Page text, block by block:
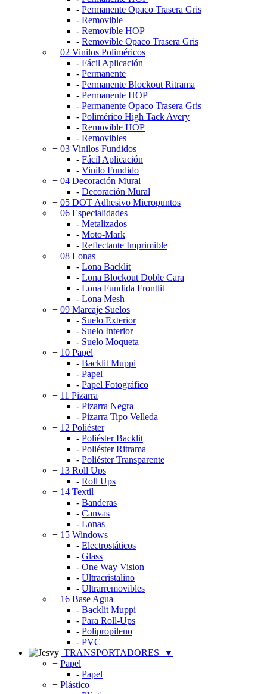
- Permanente Opaco Trasera Gris
- Removible
- Removible HOP
- Removible Opaco Trasera Gris
+ 02 Vinilos Poliméricos
- Fácil Aplicación
- Permanente
- Permanente Blockout Ritrama
- Permanente HOP
- Permanente Opaco Trasera Gris
- Polimérico High Tack Avery
- Removible HOP
- Removibles
+ 03 Vinilos Fundidos
- Fácil Aplicación
- Vinilo Fundido
+ 04 Decoración Mural
- Decoración Mural
+ 05 DOT Adhesivo Micropuntos
+ 06 Especialidades
- Metalizados
- Moto-Mark
- Reflectante Imprimible
+ 08 Lonas
- Lona Backlit
- Lona Blockout Doble Cara
- Lona Fundida Frontlit
- Lona Mesh
+ 09 Marcaje Suelos
- Suelo Exterior
- Suelo Interior
- Suelo Moqueta
+ 10 Papel
- Backlit Muppi
- Papel
- Papel Fotográfico
+ 11 Pizarra
- Pizarra Negra
- Pizarra Tipo Velleda
+ 12 Poliéster
- Poliéster Backlit
- Poliéster Ritrama
- Poliéster Transparente
+ 13 Roll Ups
- Roll Ups
+ 14 Textil
- Banderas
- Canvas
- Lonas
+ 15 Windows
- Electrostáticos
- Glass
- One Way Vision
- Ultracristalino
- Ultrarremovibles
+ 16 Base Agua
- Backlit Muppi
- Para Roll-Ups
- Polipropileno
- PVC
TRANSPORTADORES
▼
+ Papel
- Papel
+ Plástico